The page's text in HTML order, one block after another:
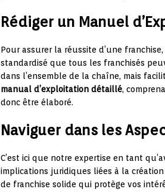
Rédiger un Manuel
Pour assurer la réussite d’une
standardisé que tous les franchisés
dans l’ensemble de la chaîne, mais
manual d’exploitation détaillé,
donc être élaboré.
Naviguer dans les
C’est ici que notre expertise en tant
implications juridiques liées à la
de franchise solide qui protège vos